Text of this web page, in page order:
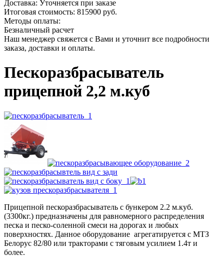
Доставка: Уточняется при заказе
Итоговая стоимость: 815900 руб.
Методы оплаты:
Безналичный расчет
Наш менеджер свяжется с Вами и уточнит все подробности
заказа, доставки и оплаты.
Пескоразбрасыватель
прицепной 2,2 м.куб
Прицепной пескоразбрасыватель с бункером 2.2 м.куб.
(3300кг.) предназначены для равномерного распределения
песка и песко-соленной смеси на дорогах и любых
поверхностях. Данное оборудование агрегатируется с МТЗ
Белорус 82/80 или тракторами с тяговым усилием 1.4т и
более.